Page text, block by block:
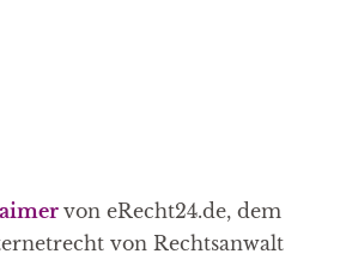
von eRecht24.de, dem
von Rechtsanwalt